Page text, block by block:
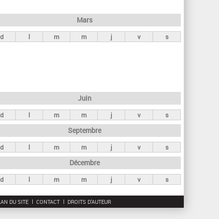
r
c
Mars
d l m m j v s
Juin
d l m m j v s
Septembre
d l m m j v s
Décembre
d l m m j v s
DU SITE CONTACT DROITS D'AUTEUR